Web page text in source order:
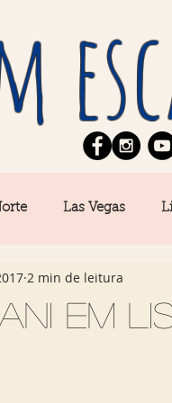
Las Vegas
Algarve San Francisco
em
2 min de leitura